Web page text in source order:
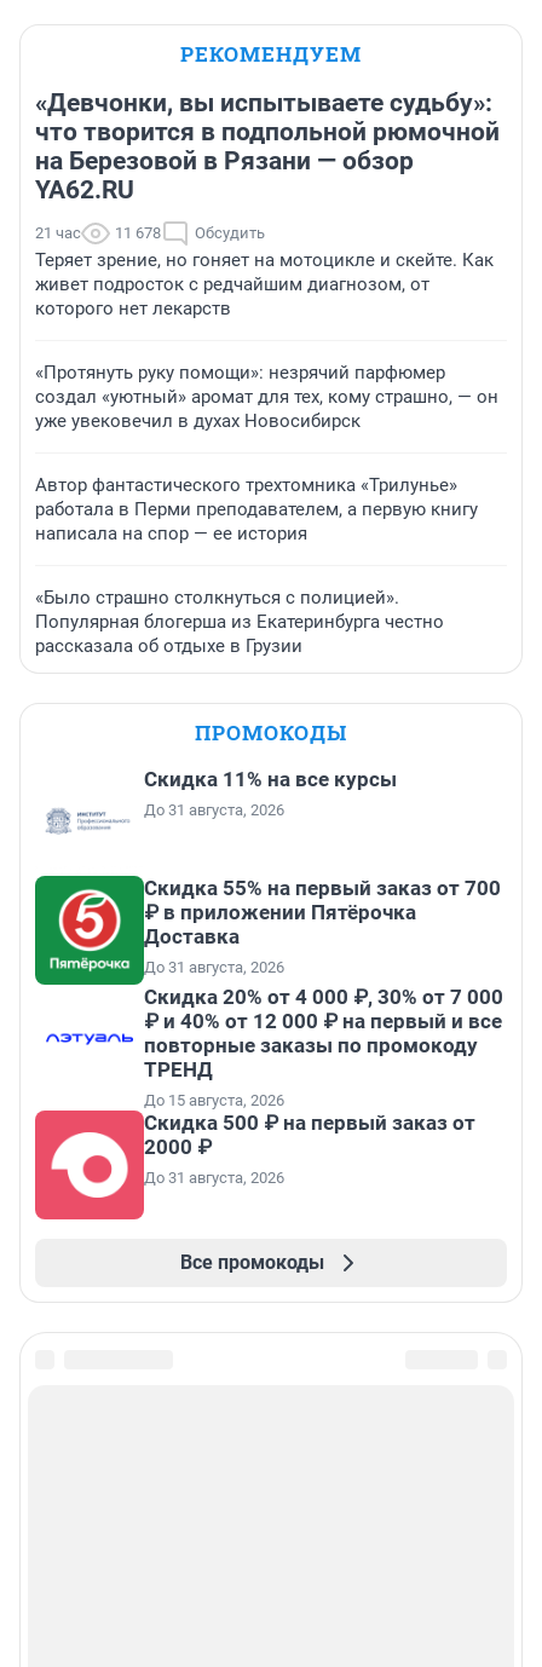
РЕКОМЕНДУЕМ
«Девчонки, вы испытываете судьбу»:
что творится в подпольной рюмочной
на Березовой в Рязани — обзор
YA62.RU
21 час 11 678 Обсудить
Теряет зрение, но гоняет на мотоцикле и скейте. Как
живет подросток с редчайшим диагнозом, от
которого нет лекарств
«Протянуть руку помощи»: незрячий парфюмер
создал «уютный» аромат для тех, кому страшно, — он
уже увековечил в духах Новосибирск
Автор фантастического трехтомника «Трилунье»
работала в Перми преподавателем, а первую книгу
написала на спор — ее история
«Было страшно столкнуться с полицией».
Популярная блогерша из Екатеринбурга честно
рассказала об отдыхе в Грузии
ПРОМОКОДЫ
Скидка 11% на все курсы
До 31 августа, 2026
Скидка 55% на первый заказ от 700
₽ в приложении Пятёрочка
Доставка
До 31 августа, 2026
Скидка 20% от 4 000 ₽, 30% от 7 000
₽ и 40% от 12 000 ₽ на первый и все
повторные заказы по промокоду
ТРЕНД
До 15 августа, 2026
Скидка 500 ₽ на первый заказ от
2000 ₽
До 31 августа, 2026
Все промокоды